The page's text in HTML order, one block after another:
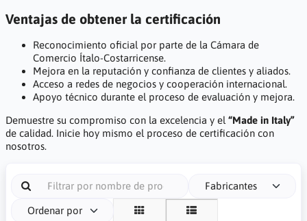
Ventajas de obtener la certificación
Reconocimiento oficial por parte de la Cámara de
Comercio Ítalo-Costarricense.
Mejora en la reputación y confianza de clientes y aliados.
Acceso a redes de negocios y cooperación internacional.
Apoyo técnico durante el proceso de evaluación y mejora.
Demuestre su compromiso con la excelencia y el “Made in Italy”
de calidad. Inicie hoy mismo el proceso de certificación con
nosotros.
Fabricantes
Ordenar por